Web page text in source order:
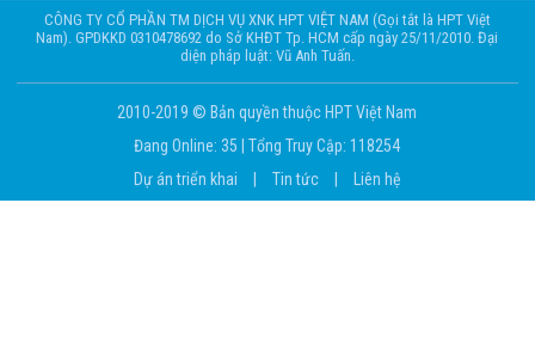
CÔNG TY CỔ PHẦN TM DỊCH VỤ XNK HPT VIỆT NAM (Gọi tắt là HPT Việt
Nam). GPDKKD 0310478692 do Sở KHĐT Tp. HCM cấp ngày 25/11/2010. Đại
diện pháp luật: Vũ Anh Tuấn.
2010-2019 © Bản quyền thuộc HPT Việt Nam
Đang Online: 35 |Tổng Truy Cập: 118254
Dự án triển khai
Tin tức Liên hệ